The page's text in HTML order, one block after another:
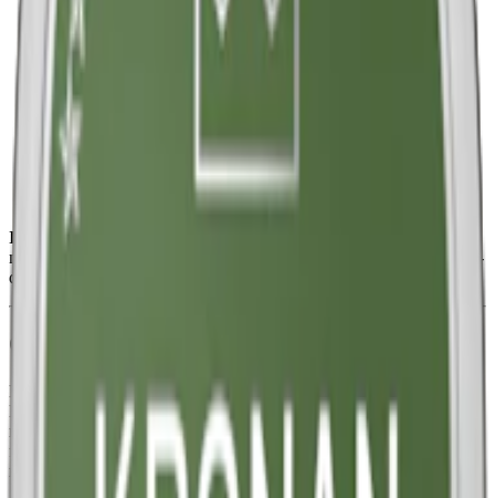
Swedish Match
Snustyp:
Styrka
Format/storlek:
original
Smak:
Ingredienser:
natriumkarbonater), fuktighetsbevarande medel (E1520, propan-1,2-
diol) samt aromer.
Om Kronan Stark Vit Portion
Kronan Stark Vit Portion är ettstarkt snus
Match. Denna starka variant är ca. 50% starkare än Kronans
normalstarka white portion. Snuset har fullstora prillor och lägre
fuktighet på utsidan, som ger en långvarig release av både smak och
nikotin.